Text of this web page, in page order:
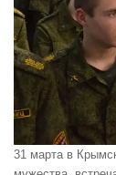
31 марта в